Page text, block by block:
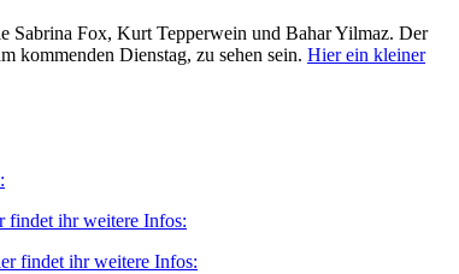
Sabrina Fox, Kurt Tepperwein und Bahar Yilmaz. Der
kommenden Dienstag, zu sehen sein. Hier ein kleiner
findet ihr weitere Infos:
findet ihr weitere Infos: